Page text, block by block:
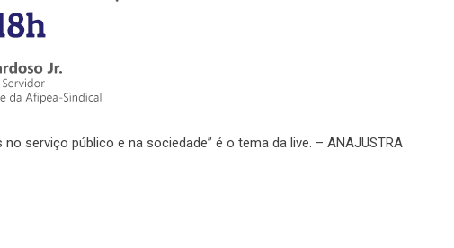
serviço público e na sociedade” é o tema da live. – ANAJUSTRA